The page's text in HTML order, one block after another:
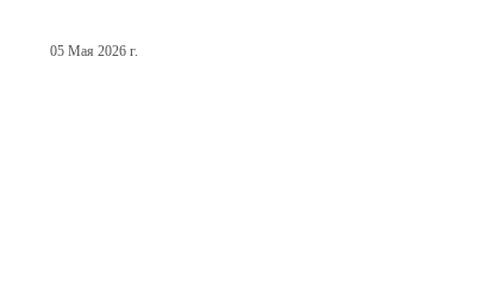
05 Мая 2026 г.